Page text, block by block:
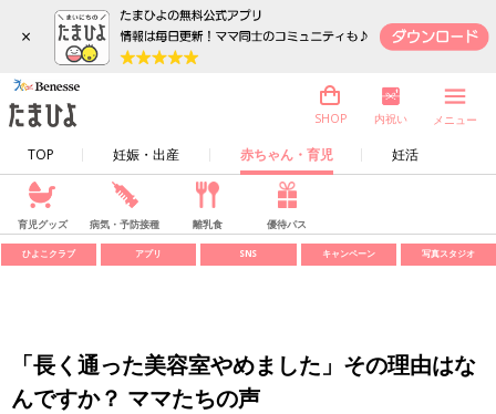
×
TOP 妊娠・出産 赤ちゃん・育児 妊活
SHOP 内祝い メニュー
育児グッズ 病気・予防接種 離乳食 優待パス
ひよこクラブ アプリ SNS キャンペーン 写真スタジオ
「長く通った美容室やめました」その理由はな
んですか？ ママたちの声